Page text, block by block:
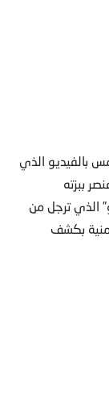
بالفيديو الذي
ببزته
الذي ترجل من
بكشف